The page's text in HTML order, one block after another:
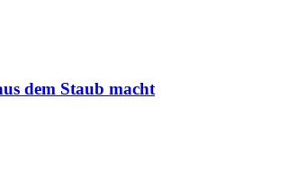
dem Staub macht